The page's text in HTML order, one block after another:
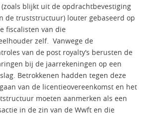
blijkt uit de opdrachtbevestiging
de truststructuur) louter gebaseerd op
fiscalisten van die
zelf. Vanwege de
van de post royalty’s berusten de
bij de jaarrekeningen op een
Betrokkenen hadden tegen deze
van de licentieovereenkomst en het
moeten aanmerken als een
in de zin van de Wwft en die